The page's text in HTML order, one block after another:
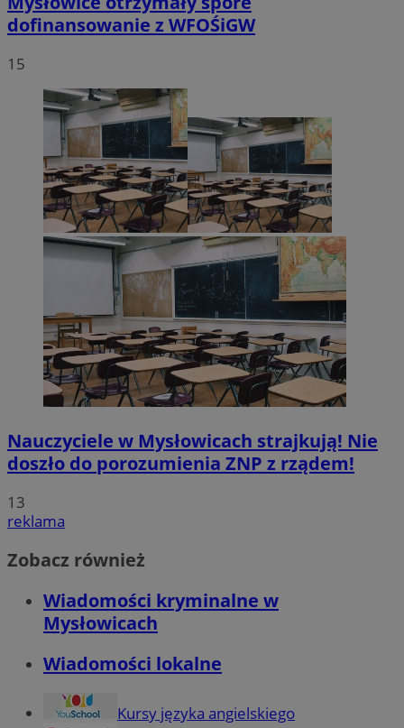
dofinansowanie z WFOŚiGW
15
Nauczyciele w Mysłowicach strajkują! Nie
doszło do porozumienia ZNP z rządem!
13
reklama
Zobacz również
Wiadomości kryminalne w
Mysłowicach
Wiadomości lokalne
Kursy języka angielskiego